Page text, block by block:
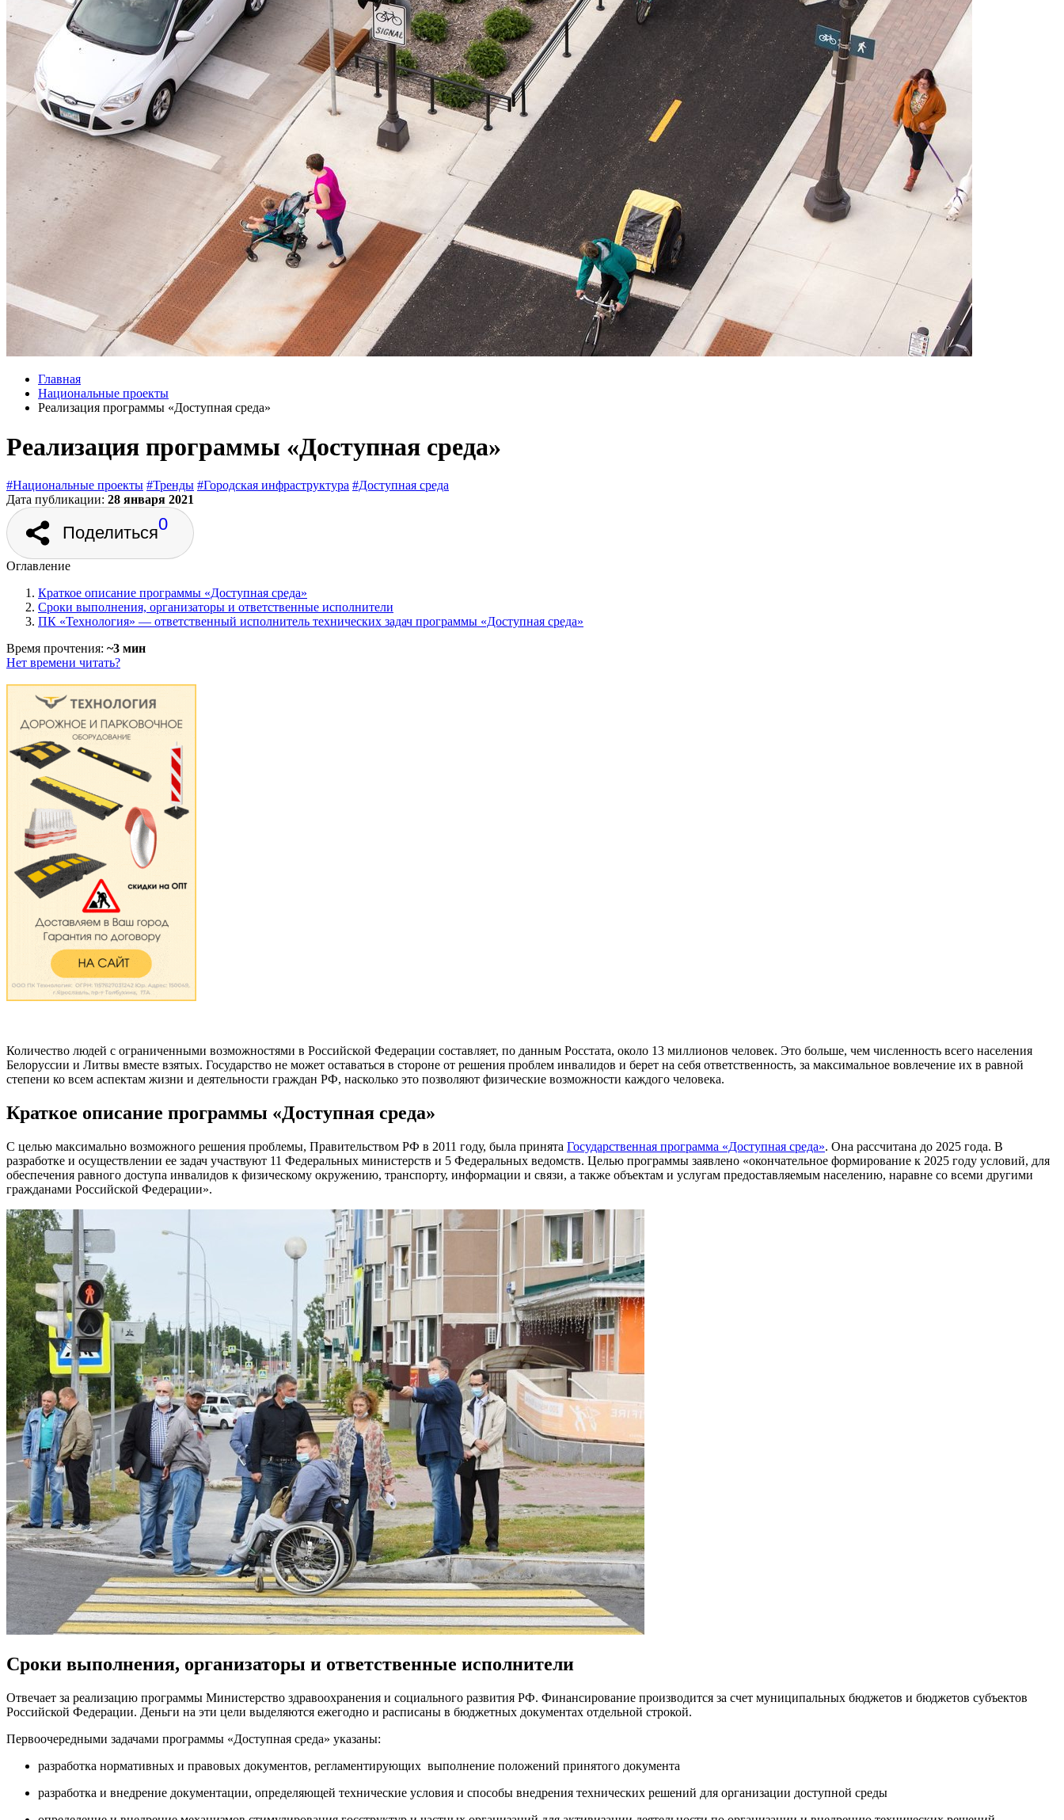
Главная
Национальные проекты
Реализация программы «Доступная среда»
Реализация программы «Доступная среда»
#Национальные проекты #Тренды #Городская инфраструктура #Доступная среда
Дата публикации: 28 января 2021
Поделиться0
Оглавление
Краткое описание программы «Доступная среда»
Сроки выполнения, организаторы и ответственные исполнители
ПК «Технология» — ответственный исполнитель технических задач программы «Доступная среда»
Время прочтения: ~3 мин
Нет времени читать?
Количество людей с ограниченными возможностями в Российской Федерации составляет, по данным Росстата, около 13 миллионов человек. Это больше, чем численность всего населения
Белоруссии и Литвы вместе взятых. Государство не может оставаться в стороне от решения проблем инвалидов и берет на себя ответственность, за максимальное вовлечение их в равной
степени ко всем аспектам жизни и деятельности граждан РФ, насколько это позволяют физические возможности каждого человека.
Краткое описание программы «Доступная среда»
С целью максимально возможного решения проблемы, Правительством РФ в 2011 году, была принята Государственная программа «Доступная среда». Она рассчитана до 2025 года. В
разработке и осуществлении ее задач участвуют 11 Федеральных министерств и 5 Федеральных ведомств. Целью программы заявлено «окончательное формирование к 2025 году условий, для
обеспечения равного доступа инвалидов к физическому окружению, транспорту, информации и связи, а также объектам и услугам предоставляемым населению, наравне со всеми другими
гражданами Российской Федерации».
Сроки выполнения, организаторы и ответственные исполнители
Отвечает за реализацию программы Министерство здравоохранения и социального развития РФ. Финансирование производится за счет муниципальных бюджетов и бюджетов субъектов
Российской Федерации. Деньги на эти цели выделяются ежегодно и расписаны в бюджетных документах отдельной строкой.
Первоочередными задачами программы «Доступная среда» указаны:
разработка нормативных и правовых документов, регламентирующих выполнение положений принятого документа
разработка и внедрение документации, определяющей технические условия и способы внедрения технических решений для организации доступной среды